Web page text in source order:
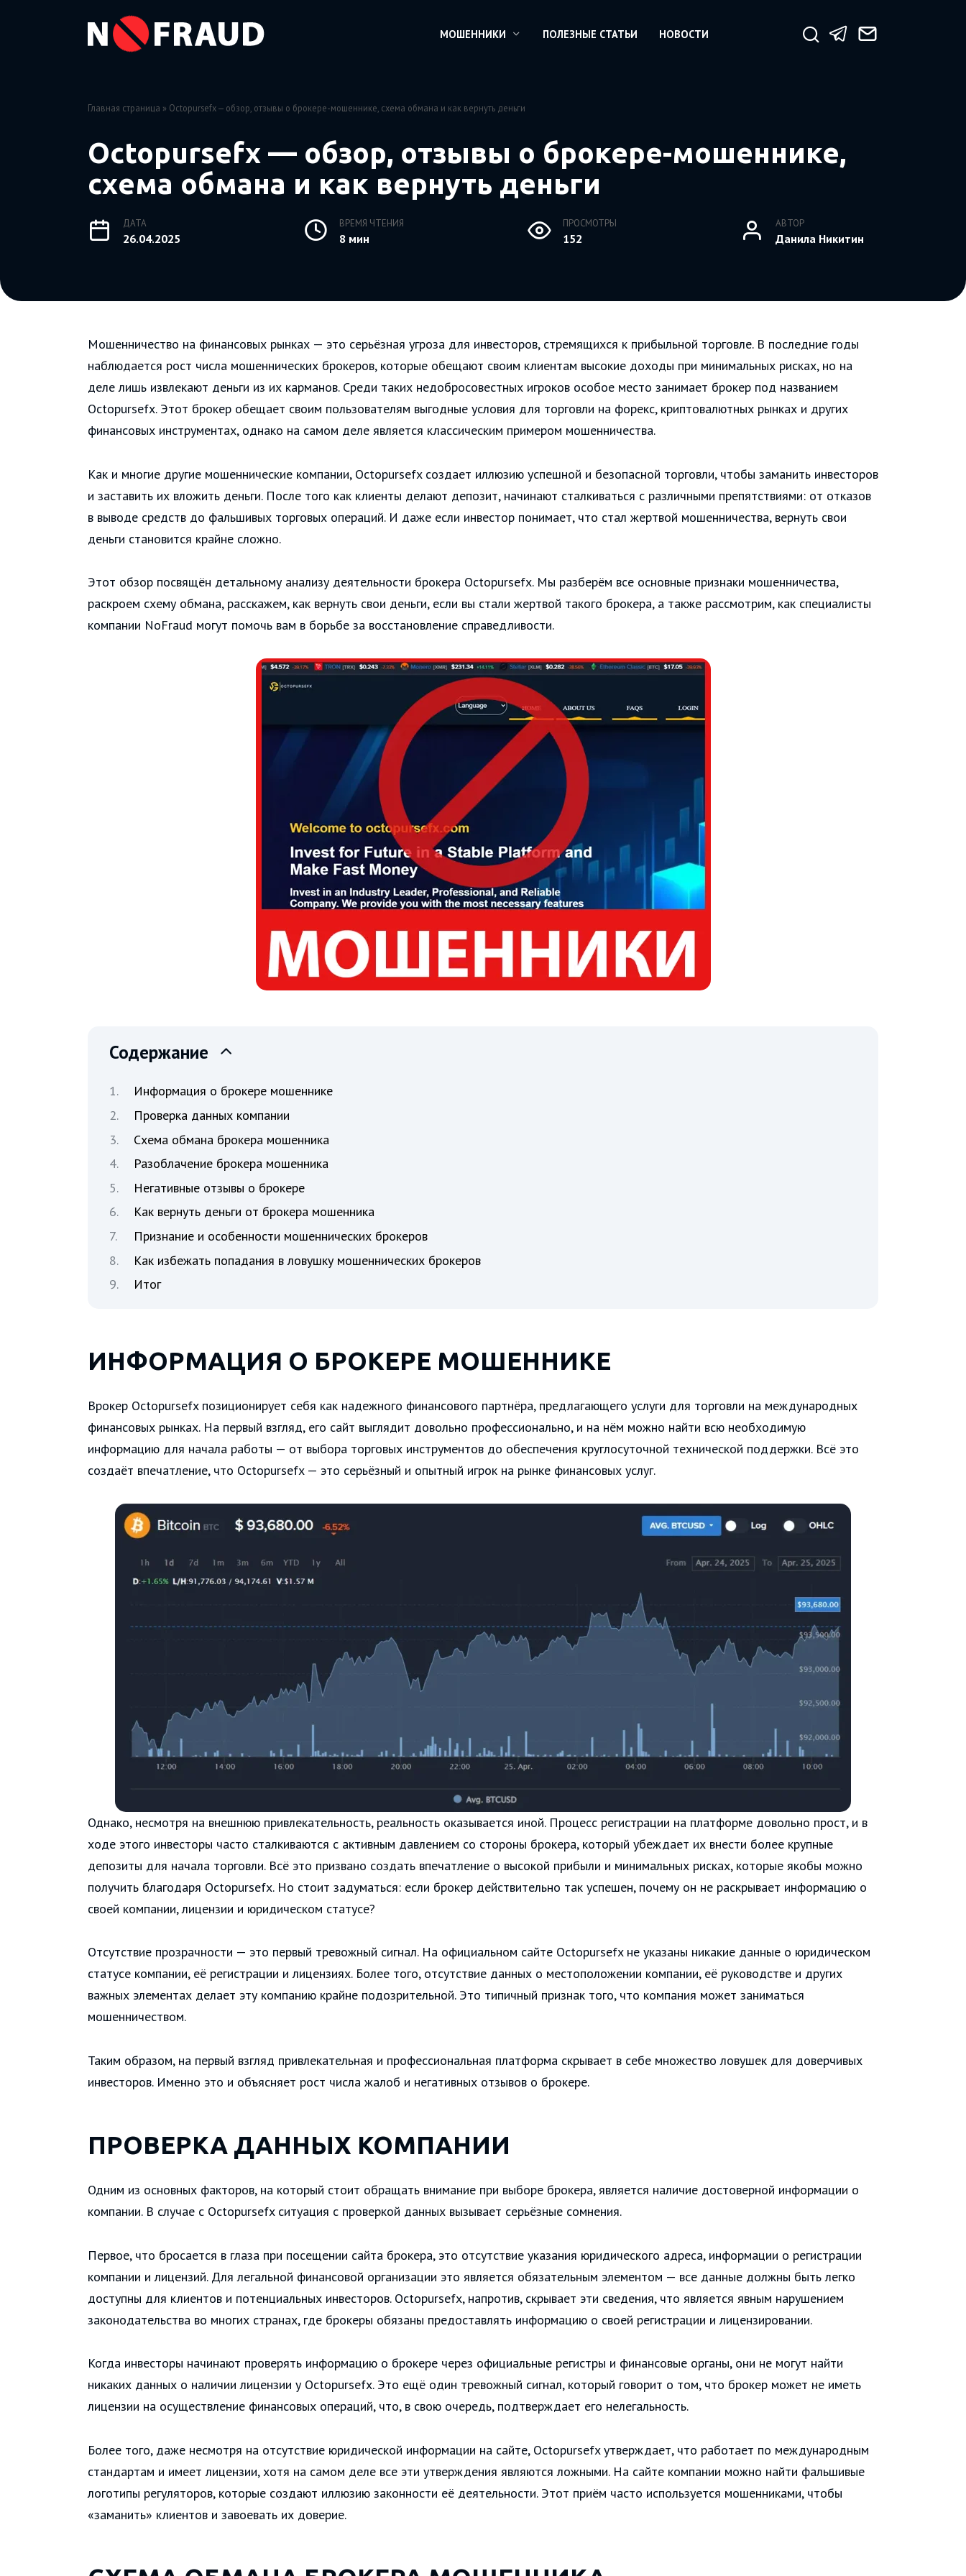
МОШЕННИКИ ПОЛЕЗНЫЕ СТАТЬИ НОВОСТИ
Главная страница » Octopursefx — обзор, отзывы о брокере-мошеннике, схема обмана и как вернуть деньги
Octopursefx — обзор, отзывы о брокере-мошеннике,
схема обмана и как вернуть деньги
ДАТА
26.04.2025
ВРЕМЯ ЧТЕНИЯ
8 мин
ПРОСМОТРЫ
152
АВТОР
Данила Никитин
Мошенничество на финансовых рынках — это серьёзная угроза для инвесторов, стремящихся к прибыльной торговле. В последние годы
наблюдается рост числа мошеннических брокеров, которые обещают своим клиентам высокие доходы при минимальных рисках, но на
деле лишь извлекают деньги из их карманов. Среди таких недобросовестных игроков особое место занимает брокер под названием
Octopursefx. Этот брокер обещает своим пользователям выгодные условия для торговли на форекс, криптовалютных рынках и других
финансовых инструментах, однако на самом деле является классическим примером мошенничества.
Как и многие другие мошеннические компании, Octopursefx создает иллюзию успешной и безопасной торговли, чтобы заманить инвесторов
и заставить их вложить деньги. После того как клиенты делают депозит, начинают сталкиваться с различными препятствиями: от отказов
в выводе средств до фальшивых торговых операций. И даже если инвестор понимает, что стал жертвой мошенничества, вернуть свои
деньги становится крайне сложно.
Этот обзор посвящён детальному анализу деятельности брокера Octopursefx. Мы разберём все основные признаки мошенничества,
раскроем схему обмана, расскажем, как вернуть свои деньги, если вы стали жертвой такого брокера, а также рассмотрим, как специалисты
компании NoFraud могут помочь вам в борьбе за восстановление справедливости.
Содержание
Информация о брокере мошеннике
Проверка данных компании
Схема обмана брокера мошенника
Разоблачение брокера мошенника
Негативные отзывы о брокере
Как вернуть деньги от брокера мошенника
Признание и особенности мошеннических брокеров
Как избежать попадания в ловушку мошеннических брокеров
Итог
ИНФОРМАЦИЯ О БРОКЕРЕ МОШЕННИКЕ
Bрокер Octopursefx позиционирует себя как надежного финансового партнёра, предлагающего услуги для торговли на международных
финансовых рынках. На первый взгляд, его сайт выглядит довольно профессионально, и на нём можно найти всю необходимую
информацию для начала работы — от выбора торговых инструментов до обеспечения круглосуточной технической поддержки. Всё это
создаёт впечатление, что Octopursefx — это серьёзный и опытный игрок на рынке финансовых услуг.
Однако, несмотря на внешнюю привлекательность, реальность оказывается иной. Процесс регистрации на платформе довольно прост, и в
ходе этого инвесторы часто сталкиваются с активным давлением со стороны брокера, который убеждает их внести более крупные
депозиты для начала торговли. Всё это призвано создать впечатление о высокой прибыли и минимальных рисках, которые якобы можно
получить благодаря Octopursefx. Но стоит задуматься: если брокер действительно так успешен, почему он не раскрывает информацию о
своей компании, лицензии и юридическом статусе?
Отсутствие прозрачности — это первый тревожный сигнал. На официальном сайте Octopursefx не указаны никакие данные о юридическом
статусе компании, её регистрации и лицензиях. Более того, отсутствие данных о местоположении компании, её руководстве и других
важных элементах делает эту компанию крайне подозрительной. Это типичный признак того, что компания может заниматься
мошенничеством.
Таким образом, на первый взгляд привлекательная и профессиональная платформа скрывает в себе множество ловушек для доверчивых
инвесторов. Именно это и объясняет рост числа жалоб и негативных отзывов о брокере.
ПРОВЕРКА ДАННЫХ КОМПАНИИ
Одним из основных факторов, на который стоит обращать внимание при выборе брокера, является наличие достоверной информации о
компании. В случае с Octopursefx ситуация с проверкой данных вызывает серьёзные сомнения.
Первое, что бросается в глаза при посещении сайта брокера, это отсутствие указания юридического адреса, информации о регистрации
компании и лицензий. Для легальной финансовой организации это является обязательным элементом — все данные должны быть легко
доступны для клиентов и потенциальных инвесторов. Octopursefx, напротив, скрывает эти сведения, что является явным нарушением
законодательства во многих странах, где брокеры обязаны предоставлять информацию о своей регистрации и лицензировании.
Когда инвесторы начинают проверять информацию о брокере через официальные регистры и финансовые органы, они не могут найти
никаких данных о наличии лицензии у Octopursefx. Это ещё один тревожный сигнал, который говорит о том, что брокер может не иметь
лицензии на осуществление финансовых операций, что, в свою очередь, подтверждает его нелегальность.
Более того, даже несмотря на отсутствие юридической информации на сайте, Octopursefx утверждает, что работает по международным
стандартам и имеет лицензии, хотя на самом деле все эти утверждения являются ложными. На сайте компании можно найти фальшивые
логотипы регуляторов, которые создают иллюзию законности её деятельности. Этот приём часто используется мошенниками, чтобы
«заманить» клиентов и завоевать их доверие.